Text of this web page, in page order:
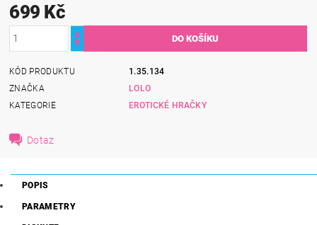
699 Kč
KÓD PRODUKTU
1.35.134
ZNAČKA
LOLO
KATEGORIE
EROTICKÉ HRAČKY
Dotaz
POPIS
PARAMETRY